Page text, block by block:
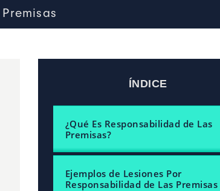
ÍNDICE
¿Qué Es Responsabilidad de Las
Premisas?
Ejemplos de Lesiones Por
Responsabilidad de Las Premisas